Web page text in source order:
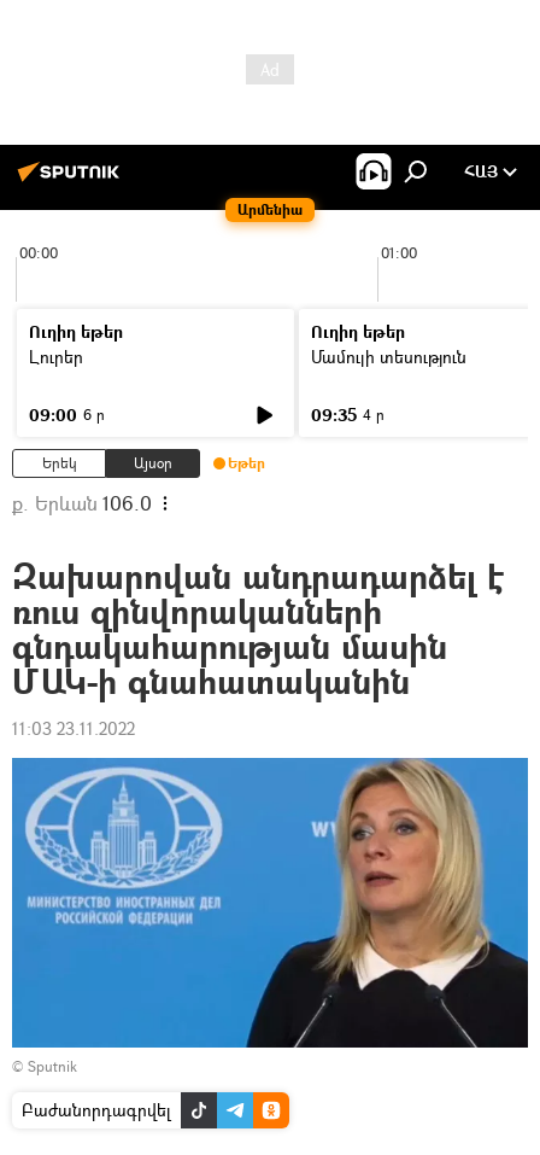
Արմենիա
ՀԱՅ
00:00 01:00
Ուղիղ եթեր
Լուրեր
09:00 6 ր
Ուղիղ եթեր
Մամուլի տեսություն
09:35 4 ր
Երեկ Այսօր Եթեր
ք. Երևան 106.0
Զախարովան անդրադարձել է
ռուս զինվորականների
գնդակահարության մասին
ՄԱԿ-ի գնահատականին
11:03 23.11.2022
© Sputnik
Բաժանորդագրվել